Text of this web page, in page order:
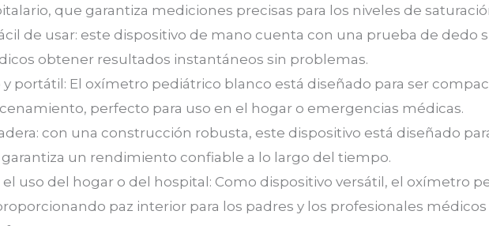
que garantiza mediciones precisas para los niveles de
de usar: este dispositivo de mano cuenta con una prueba de dedo
obtener resultados instantáneos sin problemas.
portátil: El oxímetro pediátrico blanco está diseñado para ser
perfecto para uso en el hogar o emergencias médicas.
con una construcción robusta, este dispositivo está diseñado
garantiza un rendimiento confiable a lo largo del tiempo.
uso del hogar o del hospital: Como dispositivo versátil, el oxímetro
paz interior para los padres y los profesionales